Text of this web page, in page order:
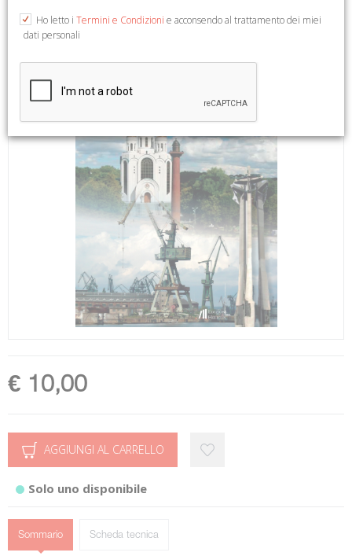
€ 10,00
AGGIUNGI AL CARRELLO
Solo uno disponibile
Sommario Scheda tecnica
Ho letto i Termini e Condizioni e acconsendo al trattamento dei miei
dati personali